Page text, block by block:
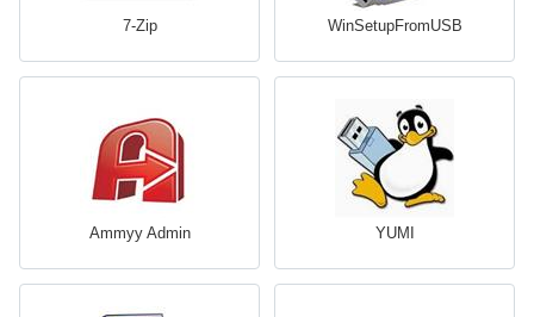
7-Zip WinSetupFromUSB
Ammyy Admin YUMI